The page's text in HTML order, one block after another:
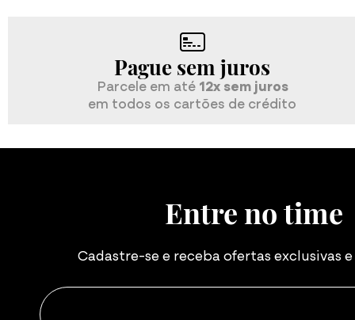
Pague sem juros
Parcele em até 12x sem juros
em todos os cartões de crédito
Entre no time
Cadastre-se e receba ofertas exclusivas